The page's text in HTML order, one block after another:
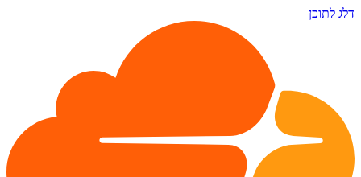
דלג לתוכן